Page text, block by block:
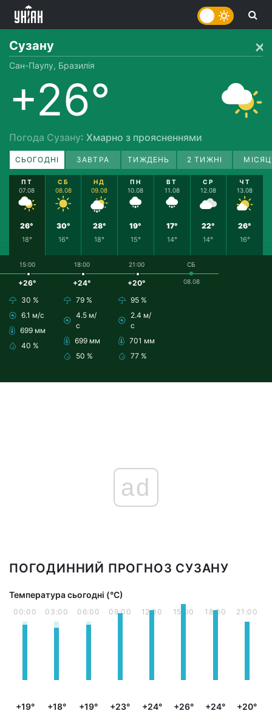
Сузану
Сан-Паулу, Бразилія
+26°
Погода Сузану: Хмарно з проясненнями
СЬОГОДНІ ЗАВТРА ТИЖДЕНЬ 2 ТИЖНІ
ПТ
07.08
26°
18°
СБ
08.08
30°
16°
НД
09.08
28°
18°
ПН
10.08
19°
15°
ВТ
11.08
17°
14°
СР
12.08
22°
14°
ЧТ
13.08
26°
16°
15:00
+26°
30 %
6.1 м/с
699 мм
40 %
18:00
+24°
79 %
4.5 м/
с
699 мм
50 %
21:00
+20°
95 %
2.4 м/
с
701 мм
77 %
СБ
08.08
ad
ПОГОДИННИЙ ПРОГНОЗ СУЗАНУ
Температура сьогодні (°С)
00:00
+19°
03:00
+18°
06:00
+19°
09:00
+23°
12:00
+24°
15:00
+26°
18:00
+24°
21:00
+20°